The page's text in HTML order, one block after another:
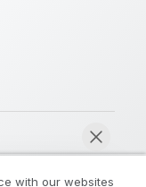
with our websites